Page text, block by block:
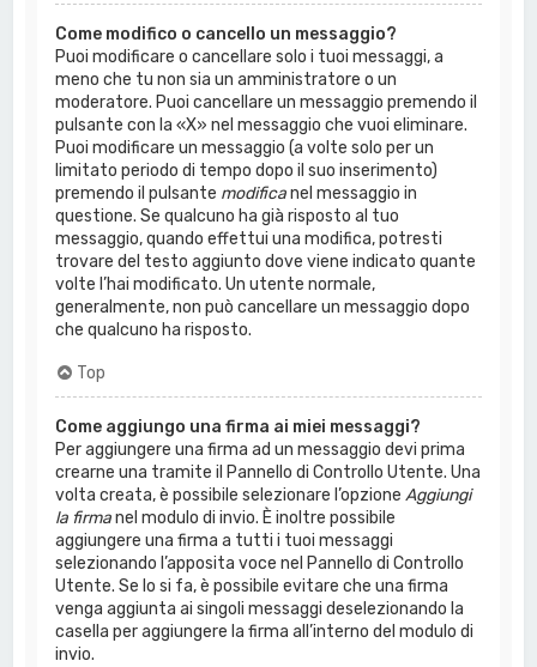
Come modifico o cancello un messaggio?
Puoi modificare o cancellare solo i tuoi messaggi, a
meno che tu non sia un amministratore o un
moderatore. Puoi cancellare un messaggio premendo il
pulsante con la «X» nel messaggio che vuoi eliminare.
Puoi modificare un messaggio (a volte solo per un
limitato periodo di tempo dopo il suo inserimento)
premendo il pulsante modificanel messaggio in
questione. Se qualcuno ha già risposto al tuo
messaggio, quando effettui una modifica, potresti
trovare del testo aggiunto dove viene indicato quante
volte l’hai modificato. Un utente normale,
generalmente, non può cancellare un messaggio dopo
che qualcuno ha risposto.
Top
Come aggiungo una firma ai miei messaggi?
Per aggiungere una firma ad un messaggio devi prima
crearne una tramite il Pannello di Controllo Utente. Una
volta creata, è possibile selezionare l’opzioneAggiungi
la firmanel modulo di invio. È inoltre possibile
aggiungere una firma a tutti i tuoi messaggi
selezionando l’apposita voce nel Pannello di Controllo
Utente. Se lo si fa, è possibile evitare che una firma
venga aggiunta ai singoli messaggi deselezionando la
casella per aggiungere la firma all’interno del modulo di
invio.